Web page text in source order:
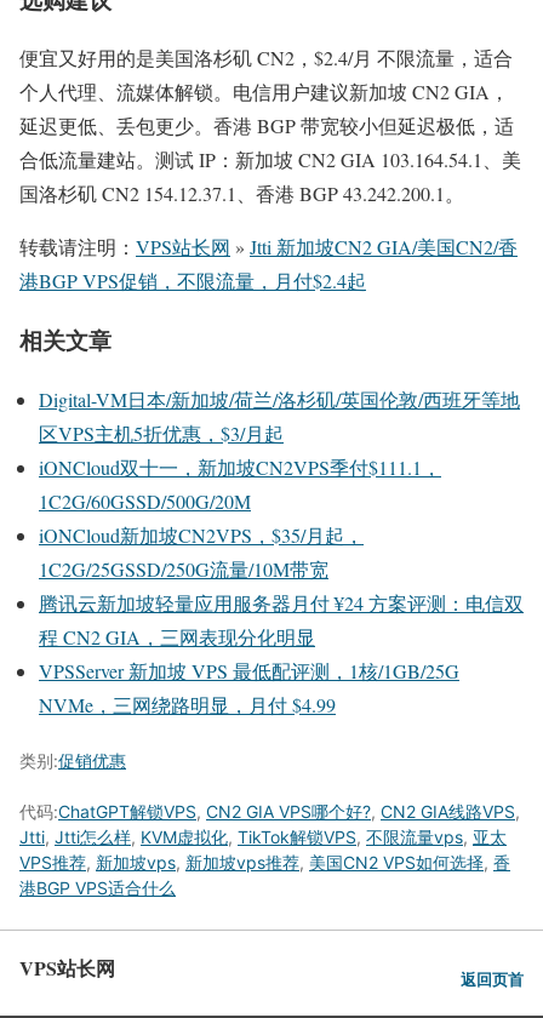
便宜又好用的是美国洛杉矶 CN2，$2.4/月 不限流量，适合
个人代理、流媒体解锁。电信用户建议新加坡 CN2 GIA，
延迟更低、丢包更少。香港 BGP 带宽较小但延迟极低，适
合低流量建站。测试 IP：新加坡 CN2 GIA 103.164.54.1、美
国洛杉矶 CN2 154.12.37.1、香港 BGP 43.242.200.1。
转载请注明： VPS站长网 » Jtti 新加坡CN2 GIA/美国CN2/香
港BGP VPS促销，不限流量，月付$2.4起
相关文章
Digital-VM日本/新加坡/荷兰/洛杉矶/英国伦敦/西班牙等地
区VPS主机5折优惠，$3/月起
iONCloud双十一，新加坡CN2VPS季付$111.1，
1C2G/60GSSD/500G/20M
iONCloud新加坡CN2VPS，$35/月起，
1C2G/25GSSD/250G流量/10M带宽
腾讯云新加坡轻量应用服务器月付 ¥24 方案评测：电信双
程 CN2 GIA，三网表现分化明显
VPSServer 新加坡 VPS 最低配评测，1核/1GB/25G
NVMe，三网绕路明显，月付 $4.99
类别:促销优惠
代码:ChatGPT解锁VPS, CN2 GIA VPS哪个好?, CN2 GIA线路VPS,
Jtti, Jtti怎么样, KVM虚拟化, TikTok解锁VPS, 不限流量vps, 亚太
VPS推荐, 新加坡vps, 新加坡vps推荐, 美国CN2 VPS如何选择, 香
港BGP VPS适合什么
VPS站长网 返回页首